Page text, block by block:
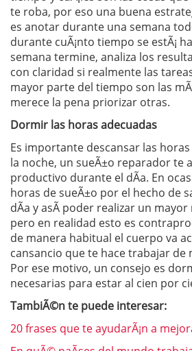
te roba, por eso una buena
es anotar durante una semana
durante cuÃ¡nto tiempo se estÃ¡
semana termine, analiza los
con claridad si realmente las
mayor parte del tiempo son las
merece la pena priorizar otras.
Dormir las horas adecuadas
Es importante descansar las
la noche, un sueÃ±o reparador te
productivo durante el dÃ­a. En
horas de sueÃ±o por el hecho de
dÃ­a y asÃ­ poder realizar un mayor
pero en realidad esto es
de manera habitual el cuerpo va
cansancio que te hace trabajar de
Por ese motivo, un consejo es
necesarias para estar al cien por
TambiÃ©n te puede interesar:
20 frases que te ayudarÃ¡n a